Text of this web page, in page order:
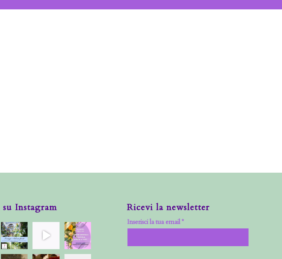
Instagram Ricevi la newsletter
Inserisci la tua email *